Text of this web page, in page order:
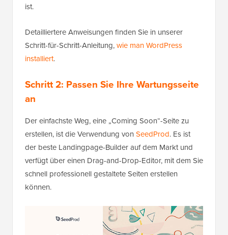
ist.
Detailliertere Anweisungen finden Sie in unserer
Schritt-für-Schritt-Anleitung,wie man WordPress
installiert.
Schritt 2: Passen Sie Ihre Wartungsseite
an
Der einfachste Weg, eine „Coming Soon“-Seite zu
erstellen, ist die Verwendung von SeedProd. Es ist
der beste Landingpage-Builder auf dem Markt und
verfügt über einen Drag-and-Drop-Editor, mit dem Sie
schnell professionell gestaltete Seiten erstellen
können.